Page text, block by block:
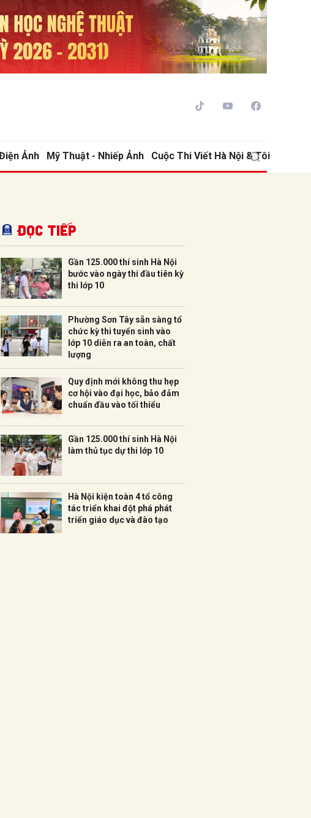
Ảnh Mỹ Thuật - Nhiếp Ảnh Cuộc Thi Viết Hà Nội & Tôi
Đọc tiếp
Gần 125.000 thí sinh Hà Nội
bước vào ngày thi đầu tiên kỳ
thi lớp 10
Phường Sơn Tây sẵn sàng tổ
chức kỳ thi tuyển sinh vào
lớp 10 diễn ra an toàn, chất
lượng
Quy định mới không thu hẹp
cơ hội vào đại học, bảo đảm
chuẩn đầu vào tối thiểu
Gần 125.000 thí sinh Hà Nội
làm thủ tục dự thi lớp 10
Hà Nội kiện toàn 4 tổ công
tác triển khai đột phá phát
triển giáo dục và đào tạo